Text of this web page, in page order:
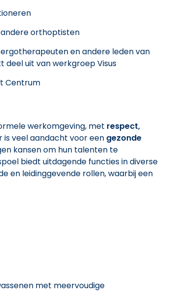
orthoptisten
en andere leden van
uit van werkgroep Visus
Centrum
werkomgeving, met respect,
is veel aandacht voor een gezonde
kansen om hun talenten te
biedt uitdagende functies in diverse
en leidinggevende rollen, waarbij een
met meervoudige